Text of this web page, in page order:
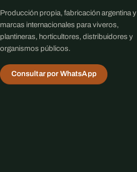
Producción propia, fabricación argentina y
marcas internacionales para viveros,
plantineras, horticultores, distribuidores y
organismos públicos.
Consultar por WhatsApp